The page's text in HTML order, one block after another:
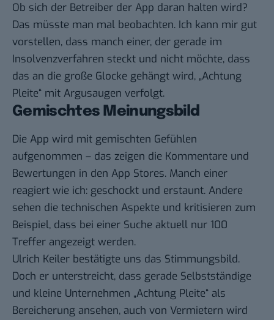
Ob sich der Betreiber der App daran halten wird?
Das müsste man mal beobachten. Ich kann mir gut
vorstellen, dass manch einer, der gerade im
Insolvenzverfahren steckt und nicht möchte, dass
das an die große Glocke gehängt wird, „Achtung
Pleite“ mit Argusaugen verfolgt.
Gemischtes Meinungsbild
Die App wird mit gemischten Gefühlen
aufgenommen – das zeigen die Kommentare und
Bewertungen in den App Stores. Manch einer
reagiert wie ich: geschockt und erstaunt. Andere
sehen die technischen Aspekte und kritisieren zum
Beispiel, dass bei einer Suche aktuell nur 100
Treffer angezeigt werden.
Ulrich Keiler bestätigte uns das Stimmungsbild.
Doch er unterstreicht, dass gerade Selbstständige
und kleine Unternehmen „Achtung Pleite“ als
Bereicherung ansehen, auch von Vermietern wird